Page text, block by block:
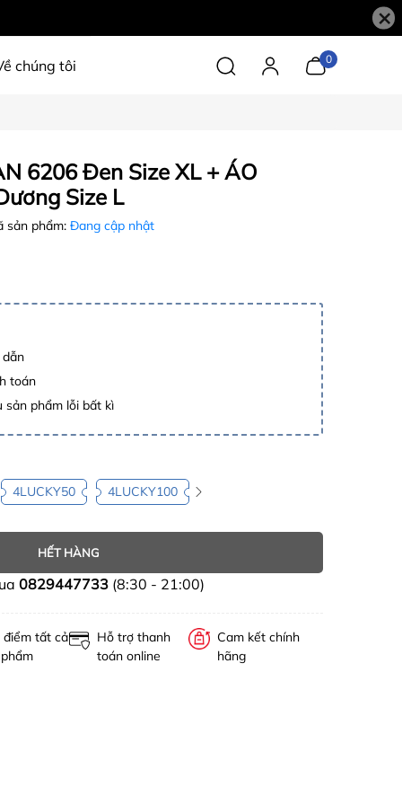
×
chúng tôi 0
6206 Đen Size XL + ÁO
Size L
sản phẩm: Đang cập nhật
toán
phẩm lỗi bất kì
4LUCKY50 4LUCKY100
HẾT HÀNG
0829447733(8:30 - 21:00)
điểm tất cả
Hỗ trợ thanh
toán online
Cam kết chính
hãng